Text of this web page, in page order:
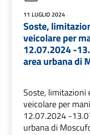
11 LUGLIO 2024
Soste,
veicolare per
12.07.2024 -
area urbana di
Soste,
veicolare per
12.07.2024 -
urbana di